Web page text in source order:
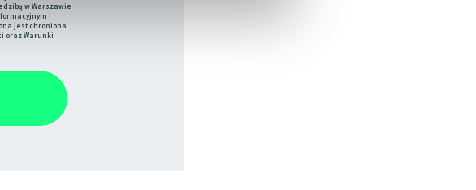
w Warszawie
i
jest chroniona
orazWarunki